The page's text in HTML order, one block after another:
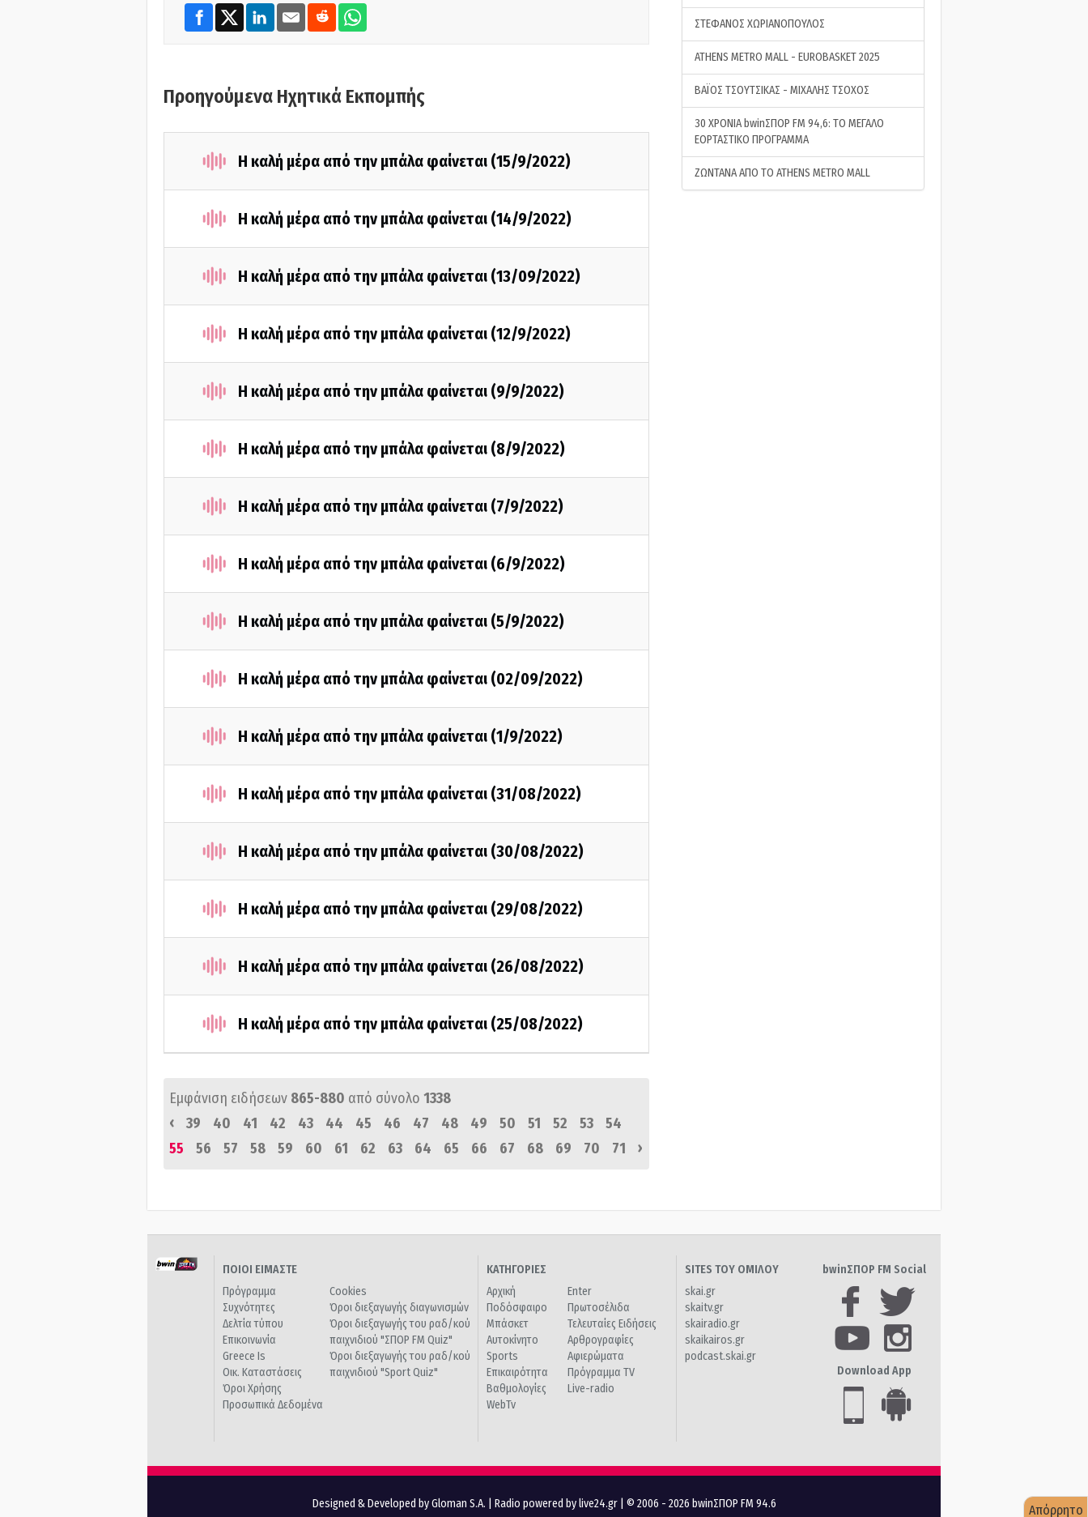
Προηγούμενα Ηχητικά Εκπομπής
Η καλή μέρα από την μπάλα φαίνεται (15/9/2022)
Η καλή μέρα από την μπάλα φαίνεται (14/9/2022)
Η καλή μέρα από την μπάλα φαίνεται (13/09/2022)
Η καλή μέρα από την μπάλα φαίνεται (12/9/2022)
Η καλή μέρα από την μπάλα φαίνεται (9/9/2022)
Η καλή μέρα από την μπάλα φαίνεται (8/9/2022)
Η καλή μέρα από την μπάλα φαίνεται (7/9/2022)
Η καλή μέρα από την μπάλα φαίνεται (6/9/2022)
Η καλή μέρα από την μπάλα φαίνεται (5/9/2022)
Η καλή μέρα από την μπάλα φαίνεται (02/09/2022)
Η καλή μέρα από την μπάλα φαίνεται (1/9/2022)
Η καλή μέρα από την μπάλα φαίνεται (31/08/2022)
Η καλή μέρα από την μπάλα φαίνεται (30/08/2022)
Η καλή μέρα από την μπάλα φαίνεται (29/08/2022)
Η καλή μέρα από την μπάλα φαίνεται (26/08/2022)
Η καλή μέρα από την μπάλα φαίνεται (25/08/2022)
Εμφάνιση ειδήσεων 865-880 από σύνολο 1338
‹
39 40 41 42 43 44 45 46 47 48 49 50 51 52 53
54
55
56 57 58 59 60 61 62 63 64 65 66 67 68 69 70 71 ›
ΣΤΕΦΑΝΟΣ ΧΩΡΙΑΝΟΠΟΥΛΟΣ
ATHENS METRO MALL - EUROBASKET 2025
ΒΑΪΟΣ ΤΣΟΥΤΣΙΚΑΣ - ΜΙΧΑΛΗΣ ΤΣΟΧΟΣ
30 ΧΡΟΝΙΑ bwinΣΠΟΡ FM 94,6: ΤΟ ΜΕΓΑΛΟ
ΕΟΡΤΑΣΤΙΚΟ ΠΡΟΓΡΑΜΜΑ
ΖΩΝΤΑΝΑ ΑΠΟ ΤΟ ATHENS METRO MALL
ΠΟΙΟΙ ΕΙΜΑΣΤΕ
Πρόγραμμα
Συχνότητες
Δελτία τύπου
Επικοινωνία
Greece Is
Οικ. Καταστάσεις
Όροι Χρήσης
Προσωπικά Δεδομένα
Cookies
Όροι διεξαγωγής διαγωνισμών
Όροι διεξαγωγής του ραδ/κού
παιχνιδιού "ΣΠΟΡ FM Quiz"
Όροι διεξαγωγής του ραδ/κού
παιχνιδιού "Sport Quiz"
ΚΑΤΗΓΟΡΙΕΣ
Αρχική
Ποδόσφαιρο
Μπάσκετ
Αυτοκίνητο
Sports
Επικαιρότητα
Βαθμολογίες
WebTv
Enter
Πρωτοσέλιδα
Τελευταίες Ειδήσεις
Αρθρογραφίες
Αφιερώματα
Πρόγραμμα TV
Live-radio
SITES ΤΟΥ ΟΜΙΛΟΥ
skai.gr
skaitv.gr
skairadio.gr
skaikairos.gr
podcast.skai.gr
bwinΣΠΟΡ FM Social
Download App
Designed & Developed by Gloman S.A. Radio powered by live24.gr | © 2006 - 2026 bwinΣΠΟΡ FM 94.6 Απόρρητο